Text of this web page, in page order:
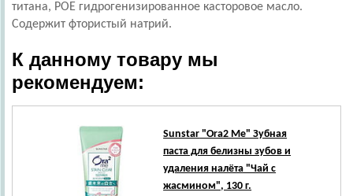
титана, POE гидрогенизированное касторовое масло.
Cодержит фтористый натрий.
К данному товару мы
рекомендуем:
Sunstar "Ora2 Me" Зубная
паста для белизны зубов и
удаления налёта "Чай с
жасмином", 130 г.